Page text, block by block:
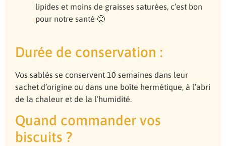
lipides et moins de graisses saturées, c’est bon
pour notre santé 🙂
Durée de conservation :
Vos sablés se conservent 10 semaines dans leur
sachet d’origine ou dans une boîte hermétique, à l’abri
de la chaleur et de la l’humidité.
Quand commander vos
biscuits ?